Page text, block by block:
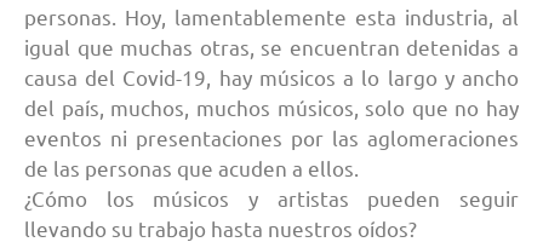
personas. Hoy, lamentablemente esta industria, al
igual que muchas otras, se encuentran detenidas a
causa del Covid-19, hay músicos a lo largo y ancho
del país, muchos, muchos músicos, solo que no hay
eventos ni presentaciones por las aglomeraciones
de las personas que acuden a ellos.
¿Cómo los músicos y artistas pueden seguir
llevando su trabajo hasta nuestros oídos?